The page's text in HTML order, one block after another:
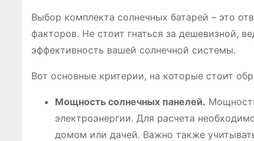
Выбор комплекта солнечных батарей – это
факторов. Не стоит гнаться за дешевизной,
эффективность вашей солнечной системы.
Вот основные критерии, на которые стоит
Мощность солнечных панелей.
электроэнергии. Для расчета
домом или дачей. Важно также